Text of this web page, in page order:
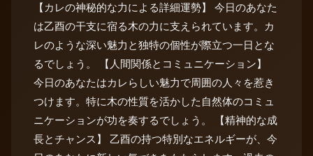
【カレの神秘的な力による詳細運勢】 今日のあなた
は乙酉の干支に宿る木の力に支えられています。カ
レのような深い魅力と独特の個性が際立つ一日とな
るでしょう。 【人間関係とコミュニケーション】
今日のあなたはカレらしい魅力で周囲の人々を惹き
つけます。特に木の性質を活かした自然体のコミュ
ニケーションが功を奏するでしょう。 【精神的な成
長とチャンス】 乙酉の持つ特別なエネルギーが、今